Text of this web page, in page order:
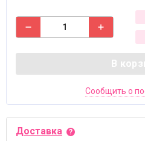
В
Сообщить о
Доставка